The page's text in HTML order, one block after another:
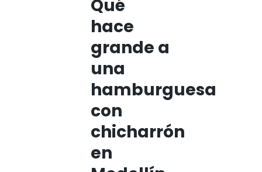
Qué
hace
grande a
una
hamburguesa
con
chicharrón
en